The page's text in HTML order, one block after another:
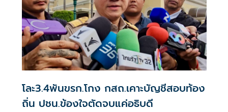
โละ3.4พันขรก.โกง กสถ.เคาะบัญชีสอบท้อง
ถิ่น ปชน.ข้องใจตัดจบแค่อธิบดี